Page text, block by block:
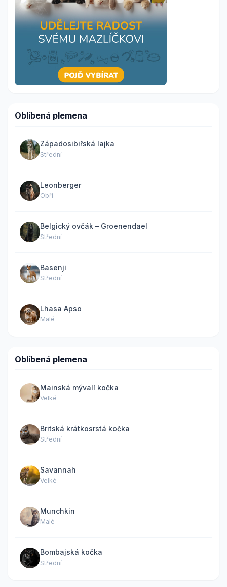
Oblíbená plemena
Západosibiřská lajka
Střední
Leonberger
Obří
Belgický ovčák – Groenendael
Střední
Basenji
Střední
Lhasa Apso
Malé
Oblíbená plemena
Mainská mývalí kočka
Velké
Britská krátkosrstá kočka
Střední
Savannah
Velké
Munchkin
Malé
Bombajská kočka
Střední